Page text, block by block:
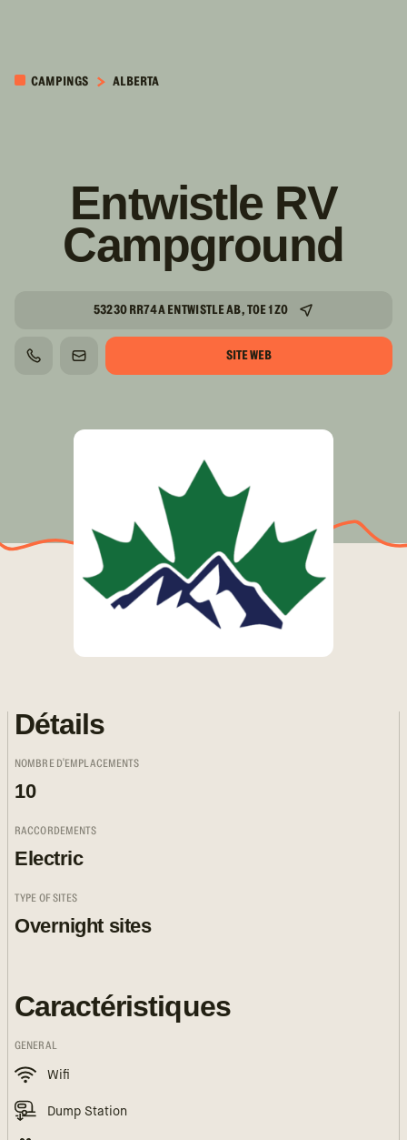
CONTENUCAMPINGS ALBERTA
Entwistle RV
Campground
53230 RR74A ENTWISTLE AB, T0E 1Z0
TÉLÉPHONECOURRIEL SITE WEB
Détails
NOMBRE D'EMPLACEMENTS
10
RACCORDEMENTS
Electric
TYPE OF SITES
Overnight sites
Caractéristiques
GENERAL
Wifi
Dump Station